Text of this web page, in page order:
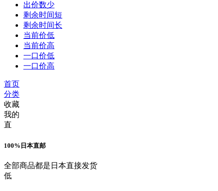
出价数少
剩余时间短
剩余时间长
当前价低
当前价高
一口价低
一口价高
首页
分类
收藏
我的
直
100%日本直邮
全部商品都是日本直接发货
低